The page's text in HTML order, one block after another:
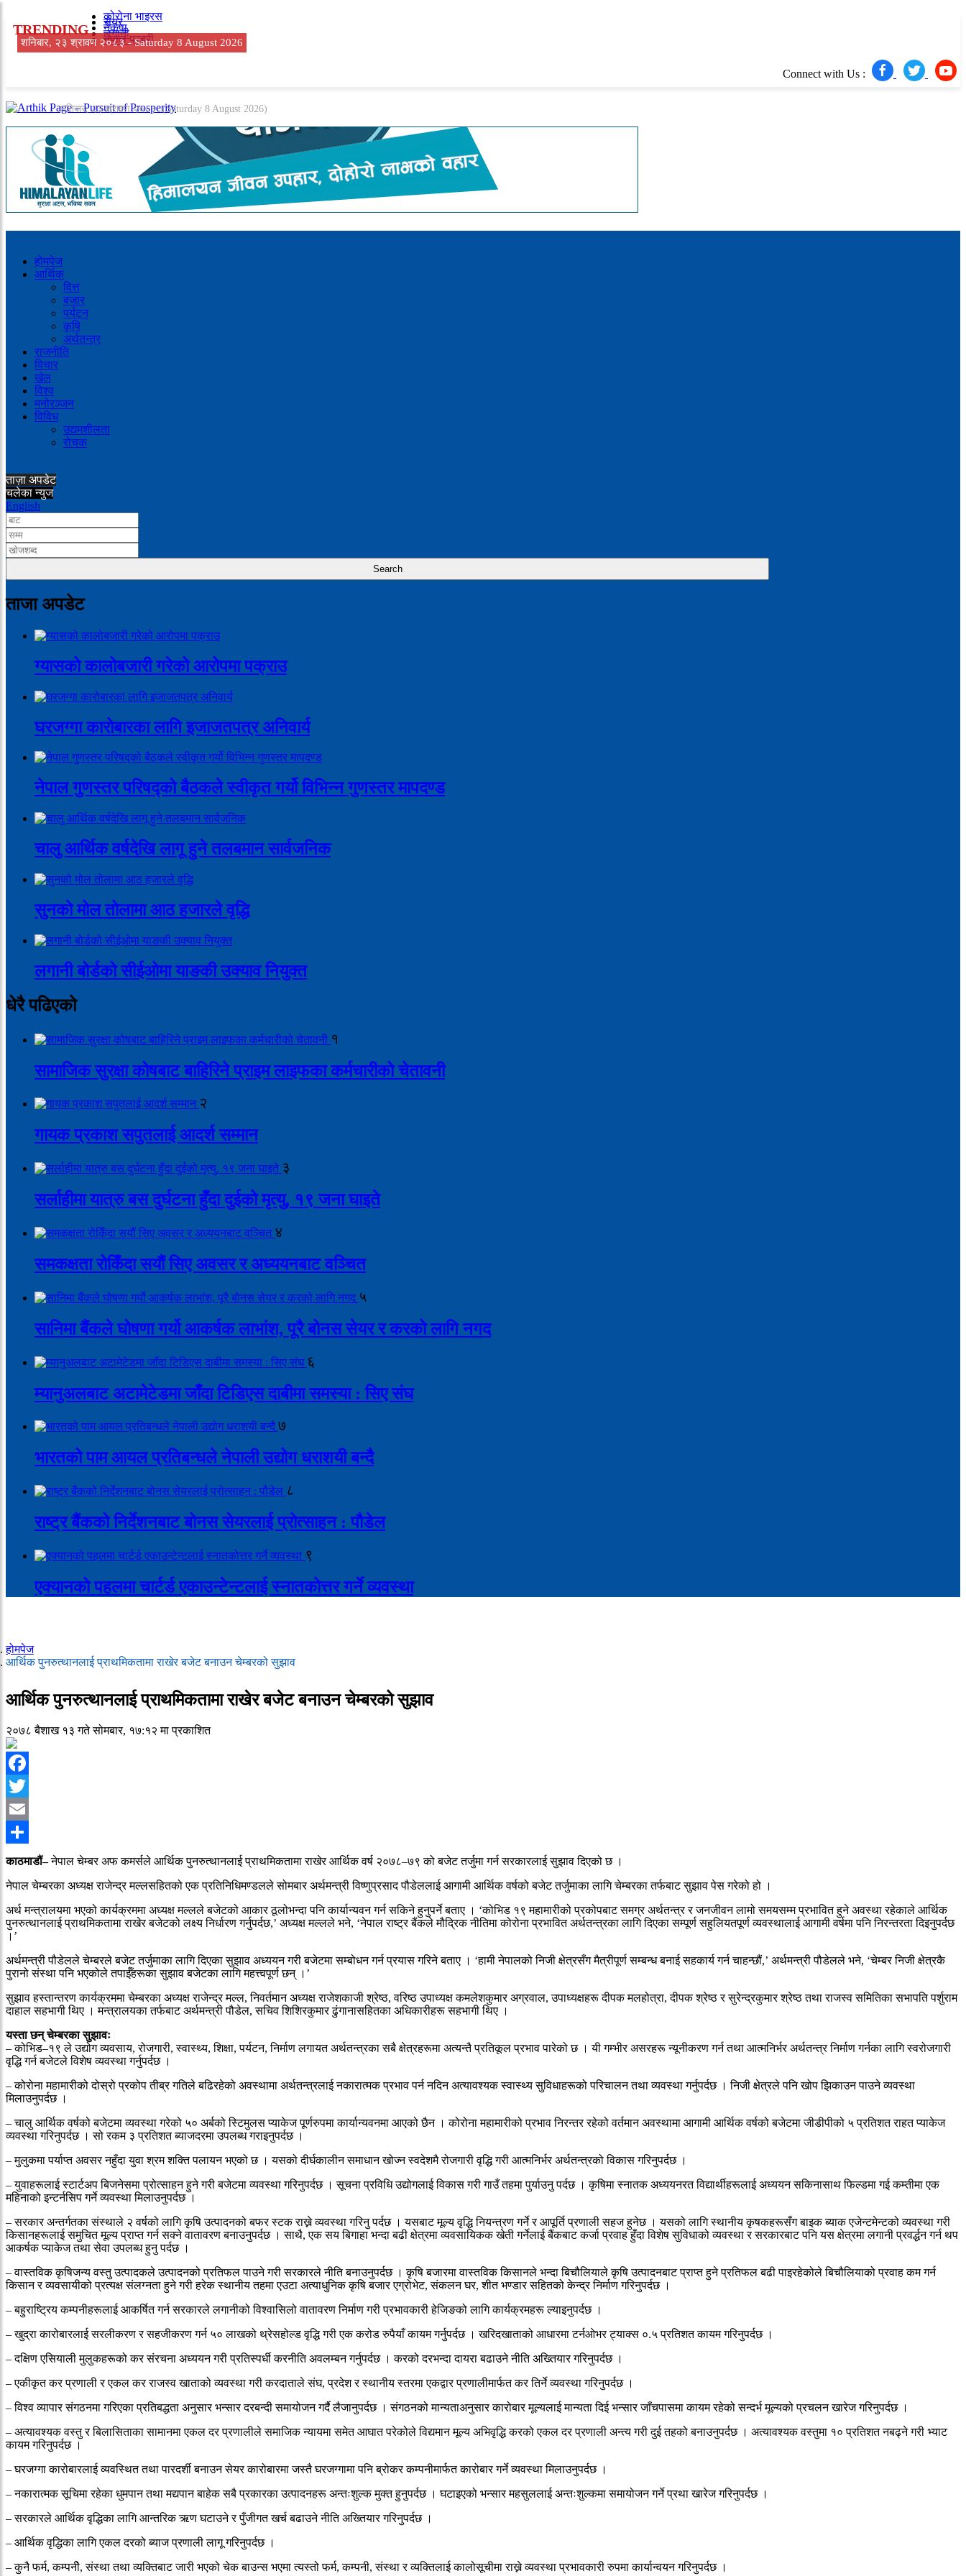
TRENDING
कोरोना भाइरस
सेयर
नेकपा
लगानी
नेपाल प्रहरी
Connect with Us :
शनिबार, २३ श्रावण २०८३ (Saturday 8 August 2026)
शनिबार, २३ श्रावण २०८३ -Saturday 8 August 2026
होमपेज
आर्थिक
वित्त
बजार
पर्यटन
कृषि
अर्थतन्त्र
राजनीति
विचार
खेल
विश्व
मनोरञ्जन
विविध
उद्यमशीलता
रोचक
ताज़ा अपडेट
चलेका न्युज
English
ताजा अपडेट
ग्यासको कालोबजारी गरेको आरोपमा पक्राउ
घरजग्गा कारोबारका लागि इजाजतपत्र अनिवार्य
नेपाल गुणस्तर परिषद्को बैठकले स्वीकृत गर्यो विभिन्न गुणस्तर मापदण्ड
चालु आर्थिक वर्षदेखि लागू हुने तलबमान सार्वजनिक
सुनको मोल तोलामा आठ हजारले वृद्धि
लगानी बोर्डको सीईओमा याङकी उक्याव नियुक्त
धेरै पढिएको
१
सामाजिक सुरक्षा कोषबाट बाहिरिने प्राइम लाइफका कर्मचारीको चेतावनी
२
गायक प्रकाश सपुतलाई आदर्श सम्मान
३
सर्लाहीमा यात्रु बस दुर्घटना हुँदा दुईको मृत्यु, १९ जना घाइते
४
समकक्षता रोकिँदा सयौं सिए अवसर र अध्ययनबाट वञ्चित
५
सानिमा बैंकले घोषणा गर्यो आकर्षक लाभांश, पूरै बोनस सेयर र करको लागि नगद
६
म्यानुअलबाट अटामेटेडमा जाँदा टिडिएस दाबीमा समस्या : सिए संघ
७
भारतको पाम आयल प्रतिबन्धले नेपाली उद्योग धराशयी बन्दै
८
राष्ट्र बैंकको निर्देशनबाट बोनस सेयरलाई प्रोत्साहन : पौडेल
९
एक्यानको पहलमा चार्टर्ड एकाउन्टेन्टलाई स्नातकोत्तर गर्ने व्यवस्था
होमपेज
आर्थिक पुनरुत्थानलाई प्राथमिकतामा राखेर बजेट बनाउन चेम्बरको सुझाव
आर्थिक पुनरुत्थानलाई प्राथमिकतामा राखेर बजेट बनाउन चेम्बरको सुझाव
२०७८ बैशाख १३ गते सोमबार, १७:१२ मा प्रकाशित
Facebook
Twitter
Email
Share
काठमाडौं–नेपाल चेम्बर अफ कमर्सले आर्थिक पुनरुत्थानलाई प्राथमिकतामा राखेर आर्थिक वर्ष २०७८–७९ को बजेट तर्जुमा गर्न सरकारलाई सुझाव दिएको छ ।
नेपाल चेम्बरका अध्यक्ष राजेन्द्र मल्लसहितको एक प्रतिनिधिमण्डलले सोमबार अर्थमन्त्री विष्णुप्रसाद पौडेललाई आगामी आर्थिक वर्षको बजेट तर्जुमाका लागि चेम्बरका तर्फबाट सुझाव पेस गरेको हो ।
अर्थ मन्त्रालयमा भएको कार्यक्रममा अध्यक्ष मल्लले बजेटको आकार ठूलोभन्दा पनि कार्यान्यवन गर्न सकिने हुनुपर्ने बताए । ‘कोभिड १९ महामारीको प्रकोपबाट समग्र अर्थतन्त्र र जनजीवन लामो समयसम्म प्रभावित हुने अवस्था रहेकाले आर्थिक
पुनरुत्थानलाई प्राथमिकतामा राखेर बजेटको लक्ष्य निर्धारण गर्नुपर्दछ,’ अध्यक्ष मल्लले भने, ‘नेपाल राष्ट्र बैंकले मौद्रिक नीतिमा कोरोना प्रभावित अर्थतन्त्रका लागि दिएका सम्पूर्ण सहुलियतपूर्ण व्यवस्थालाई आगामी वर्षमा पनि निरन्तरता दिइनुपर्दछ
।’
अर्थमन्त्री पौडेलले चेम्बरले बजेट तर्जुमाका लागि दिएका सुझाव अध्ययन गरी बजेटमा सम्बोधन गर्न प्रयास गरिने बताए । ‘हामी नेपालको निजी क्षेत्रसँग मैत्रीपूर्ण सम्बन्ध बनाई सहकार्य गर्न चाहन्छौं,’ अर्थमन्त्री पौडेलले भने, ‘चेम्बर निजी क्षेत्रकै
पुरानो संस्था पनि भएकोले तपाईँहरूका सुझाव बजेटका लागि महत्त्वपूर्ण छन् ।’
सुझाव हस्तान्तरण कार्यक्रममा चेम्बरका अध्यक्ष राजेन्द्र मल्ल, निवर्तमान अध्यक्ष राजेशकाजी श्रेष्ठ, वरिष्ठ उपाध्यक्ष कमलेशकुमार अग्रवाल, उपाध्यक्षहरू दीपक मलहोत्रा, दीपक श्रेष्ठ र सुरेन्द्रकुमार श्रेष्ठ तथा राजस्व समितिका सभापति पर्शुराम
दाहाल सहभागी थिए । मन्त्रालयका तर्फबाट अर्थमन्त्री पौडेल, सचिव शिशिरकुमार ढुंगानासहितका अधिकारीहरू सहभागी थिए ।
यस्ता छन् चेम्बरका सुझावः
– कोभिड–१९ ले उद्योग व्यवसाय, रोजगारी, स्वास्थ्य, शिक्षा, पर्यटन, निर्माण लगायत अर्थतन्त्रका सबै क्षेत्रहरूमा अत्यन्तै प्रतिकूल प्रभाव पारेको छ । यी गम्भीर असरहरू न्यूनीकरण गर्न तथा आत्मनिर्भर अर्थतन्त्र निर्माण गर्नका लागि स्वरोजगारी
वृद्धि गर्न बजेटले विशेष व्यवस्था गर्नुपर्दछ ।
– कोरोना महामारीको दोस्रो प्रकोप तीब्र गतिले बढिरहेको अवस्थामा अर्थतन्त्रलाई नकारात्मक प्रभाव पर्न नदिन अत्यावश्यक स्वास्थ्य सुविधाहरूको परिचालन तथा व्यवस्था गर्नुपर्दछ । निजी क्षेत्रले पनि खोप झिकाउन पाउने व्यवस्था
मिलाउनुपर्दछ ।
– चालु आर्थिक वर्षको बजेटमा व्यवस्था गरेको ५० अर्बको स्टिमुलस प्याकेज पूर्णरुपमा कार्यान्यवनमा आएको छैन । कोरोना महामारीको प्रभाव निरन्तर रहेको वर्तमान अवस्थामा आगामी आर्थिक वर्षको बजेटमा जीडीपीको ५ प्रतिशत राहत प्याकेज
व्यवस्था गरिनुपर्दछ । सो रकम ३ प्रतिशत ब्याजदरमा उपलब्ध गराइनुपर्दछ ।
– मुलुकमा पर्याप्त अवसर नहुँदा युवा श्रम शक्ति पलायन भएको छ । यसको दीर्घकालीन समाधान खोज्न स्वदेशमै रोजगारी वृद्धि गरी आत्मनिर्भर अर्थतन्त्रको विकास गरिनुपर्दछ ।
– युवाहरूलाई स्टार्टअप बिजनेसमा प्रोत्साहन हुने गरी बजेटमा व्यवस्था गरिनुपर्दछ । सूचना प्रविधि उद्योगलाई विकास गरी गाउँ तहमा पुर्याउनु पर्दछ । कृषिमा स्नातक अध्ययनरत विद्यार्थीहरूलाई अध्ययन सकिनासाथ फिल्डमा गई कम्तीमा एक
महिनाको इन्टर्नसिप गर्ने व्यवस्था मिलाउनुपर्दछ ।
– सरकार अन्तर्गतका संस्थाले २ वर्षको लागि कृषि उत्पादनको बफर स्टक राख्ने व्यवस्था गरिनु पर्दछ । यसबाट मूल्य वृद्धि नियन्त्रण गर्ने र आपूर्ति प्रणाली सहज हुनेछ । यसको लागि स्थानीय कृषकहरूसँग बाइक ब्याक एजेन्टमेन्टको व्यवस्था गरी
किसानहरूलाई समुचित मूल्य प्राप्त गर्न सक्ने वातावरण बनाउनुपर्दछ । साथै, एक सय बिगाहा भन्दा बढी क्षेत्रमा व्यवसायिकक खेती गर्नेलाई बैंकबाट कर्जा प्रवाह हुँदा विशेष सुविधाको व्यवस्था र सरकारबाट पनि यस क्षेत्रमा लगानी प्रवर्द्धन गर्न थप
आकर्षक प्याकेज तथा सेवा उपलब्ध हुनु पर्दछ ।
– वास्तविक कृषिजन्य वस्तु उत्पादकले उत्पादनको प्रतिफल पाउने गरी सरकारले नीति बनाउनुपर्दछ । कृषि बजारमा वास्तविक किसानले भन्दा बिचौलियाले कृषि उत्पादनबाट प्राप्त हुने प्रतिफल बढी पाइरहेकोले बिचौलियाको प्रवाह कम गर्न
किसान र व्यवसायीको प्रत्यक्ष संलग्नता हुने गरी हरेक स्थानीय तहमा एउटा अत्याधुनिक कृषि बजार एग्रोभेट, संकलन घर, शीत भण्डार सहितको केन्द्र निर्माण गरिनुपर्दछ ।
– बहुराष्ट्रिय कम्पनीहरूलाई आकर्षित गर्न सरकारले लगानीको विश्वासिलो वातावरण निर्माण गरी प्रभावकारी हेजिङको लागि कार्यक्रमहरू ल्याइनुपर्दछ ।
– खुद्रा कारोबारलाई सरलीकरण र सहजीकरण गर्न ५० लाखको थ्रेसहोल्ड वृद्धि गरी एक करोड रुपैयाँ कायम गर्नुपर्दछ । खरिदखाताको आधारमा टर्नओभर ट्याक्स ०.५ प्रतिशत कायम गरिनुपर्दछ ।
– दक्षिण एसियाली मुलुकहरूको कर संरचना अध्ययन गरी प्रतिस्पर्धी करनीति अवलम्बन गर्नुपर्दछ । करको दरभन्दा दायरा बढाउने नीति अख्तियार गरिनुपर्दछ ।
– एकीकृत कर प्रणाली र एकल कर राजस्व खाताको व्यवस्था गरी करदाताले संघ, प्रदेश र स्थानीय स्तरमा एकद्वार प्रणालीमार्फत कर तिर्ने व्यवस्था गरिनुपर्दछ ।
– विश्व व्यापार संगठनमा गरिएका प्रतिबद्धता अनुसार भन्सार दरबन्दी समायोजन गर्दै लैजानुपर्दछ । संगठनको मान्यताअनुसार कारोबार मूल्यलाई मान्यता दिई भन्सार जाँचपासमा कायम रहेको सन्दर्भ मूल्यको प्रचलन खारेज गरिनुपर्दछ ।
– अत्यावश्यक वस्तु र बिलासिताका सामानमा एकल दर प्रणालीले समाजिक न्यायमा समेत आघात परेकोले विद्यमान मूल्य अभिवृद्धि करको एकल दर प्रणाली अन्त्य गरी दुई तहको बनाउनुपर्दछ । अत्यावश्यक वस्तुमा १० प्रतिशत नबढ्ने गरी भ्याट
कायम गरिनुपर्दछ ।
– घरजग्गा कारोबारलाई व्यवस्थित तथा पारदर्शी बनाउन सेयर कारोबारमा जस्तै घरजग्गामा पनि ब्रोकर कम्पनीमार्फत कारोबार गर्ने व्यवस्था मिलाउनुपर्दछ ।
– नकारात्मक सूचिमा रहेका धुमपान तथा मद्यपान बाहेक सबै प्रकारका उत्पादनहरू अन्तःशुल्क मुक्त हुनुपर्दछ । घटाइएको भन्सार महसुललाई अन्तःशुल्कमा समायोजन गर्ने प्रथा खारेज गरिनुपर्दछ ।
– सरकारले आर्थिक वृद्धिका लागि आन्तरिक ऋण घटाउने र पुँजीगत खर्च बढाउने नीति अख्तियार गरिनुपर्दछ ।
– आर्थिक वृद्धिका लागि एकल दरको ब्याज प्रणाली लागू गरिनुपर्दछ ।
– कुनै फर्म, कम्पनीे, संस्था तथा व्यक्तिबाट जारी भएको चेक बाउन्स भएमा त्यस्तो फर्म, कम्पनी, संस्था र व्यक्तिलाई कालोसूचीमा राख्ने व्यवस्था प्रभावकारी रुपमा कार्यान्वयन गरिनुपर्दछ ।